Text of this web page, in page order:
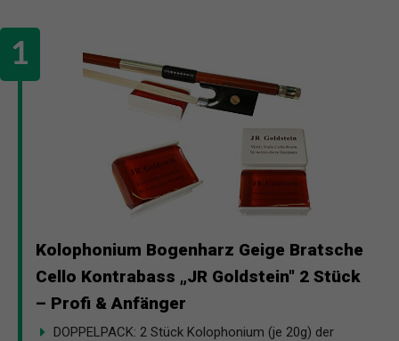
Kolophonium Bogenharz Geige Bratsche
Cello Kontrabass „JR Goldstein" 2 Stück
– Profi & Anfänger
DOPPELPACK: 2 Stück Kolophonium (je 20g) der